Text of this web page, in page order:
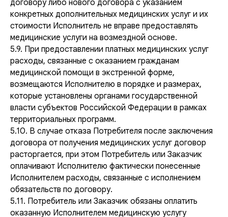
договору либо нового договора с указанием
конкретных дополнительных медицинских услуг и их
стоимости Исполнитель не вправе предоставлять
медицинские услуги на возмездной основе.
5.9. При предоставлении платных медицинских услуг
расходы, связанные с оказанием гражданам
медицинской помощи в экстренной форме,
возмещаются Исполнителю в порядке и размерах,
которые установлены органами государственной
власти субъектов Российской Федерации в рамках
территориальных программ.
5.10. В случае отказа Потребителя после заключения
договора от получения медицинских услуг договор
расторгается, при этом Потребитель или Заказчик
оплачивают Исполнителю фактически понесенные
Исполнителем расходы, связанные с исполнением
обязательств по договору.
5.11. Потребитель или Заказчик обязаны оплатить
оказанную Исполнителем медицинскую услугу